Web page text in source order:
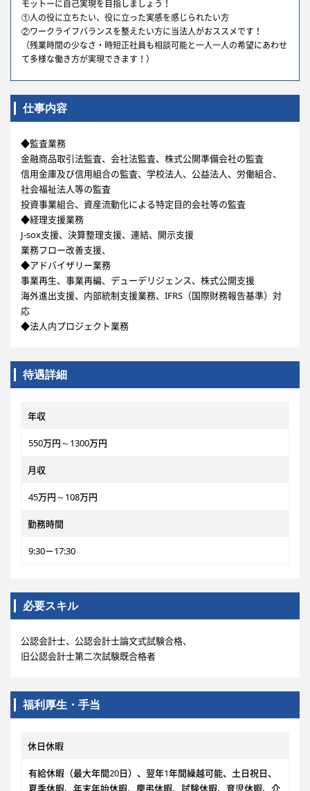
モットーに自己実現を目指しましょう！
①人の役に立ちたい、役に立った実感を感じられたい方
②ワークライフバランスを整えたい方に当法人がおススメです！
（残業時間の少なさ・時短正社員も相談可能と一人一人の希望にあわせ
て多様な働き方が実現できます！）
仕事内容
◆監査業務
金融商品取引法監査、会社法監査、株式公開準備会社の監査
信用金庫及び信用組合の監査、学校法人、公益法人、労働組合、
社会福祉法人等の監査
投資事業組合、資産流動化による特定目的会社等の監査
◆経理支援業務
J-sox支援、決算整理支援、連結、開示支援
業務フロー改善支援、
◆アドバイザリー業務
事業再生、事業再編、デューデリジェンス、株式公開支援
海外進出支援、内部統制支援業務、IFRS（国際財務報告基準）対
応
◆法人内プロジェクト業務
待遇詳細
年収
550万円～1300万円
月収
45万円～108万円
勤務時間
9:30－17:30
必要スキル
公認会計士、公認会計士論文式試験合格、
旧公認会計士第二次試験既合格者
福利厚生・手当
休日休暇
有給休暇（最大年間20日）、翌年1年間繰越可能、土日祝日、
夏季休暇、年末年始休暇、慶弔休暇、試験休暇、育児休暇、介